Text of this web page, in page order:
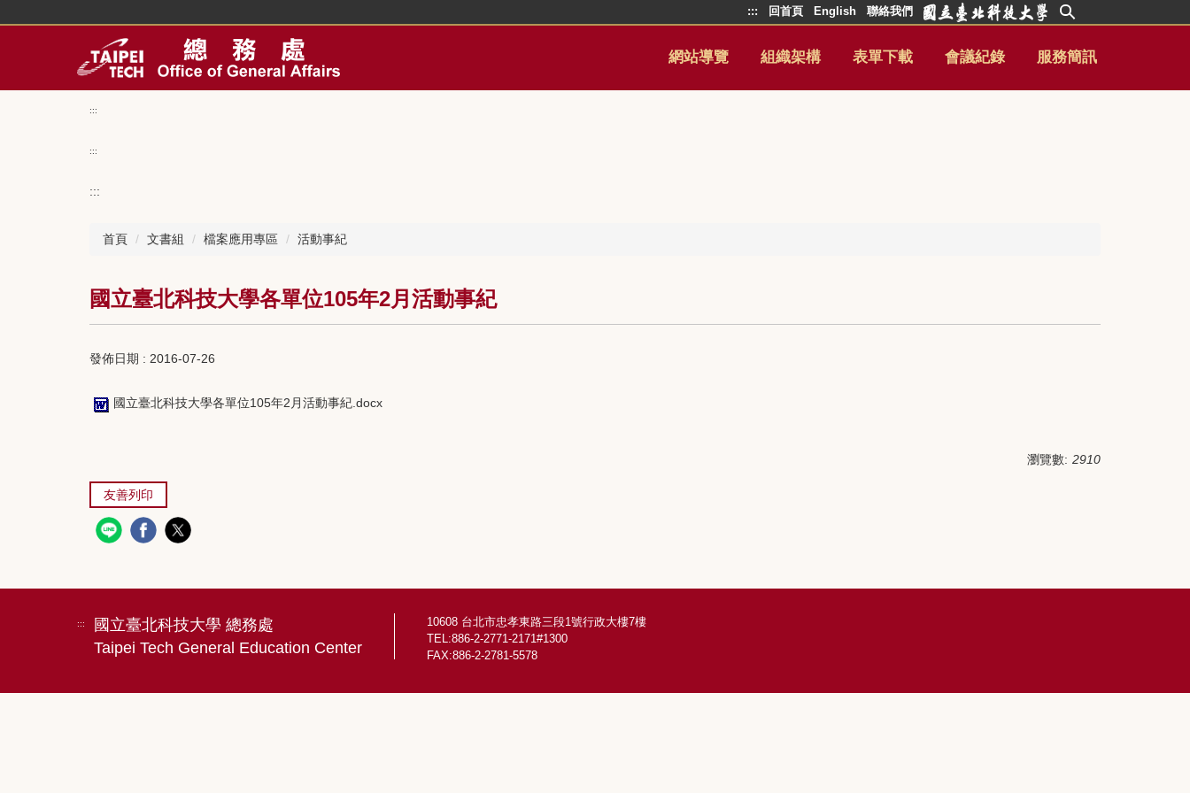
::: 回首頁 English 聯絡我們
網站導覽 組織架構 表單下載 會議紀錄 服務簡訊
:::
:::
:::
首頁 文書組 檔案應用專區 活動事紀
國立臺北科技大學各單位105年2月活動事紀
發佈日期 : 2016-07-26
國立臺北科技大學各單位105年2月活動事紀.docx
瀏覽數: 2910
友善列印
:::
國立臺北科技大學 總務處
Taipei Tech General Education Center
10608 台北市忠孝東路三段1號行政大樓7樓
TEL:886-2-2771-2171#1300
FAX:886-2-2781-5578